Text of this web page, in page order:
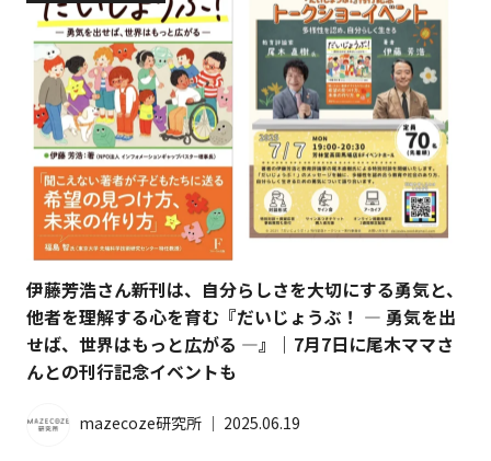
伊藤芳浩さん新刊は、自分らしさを大切にする勇気と、
他者を理解する心を育む『だいじょうぶ！ ― 勇気を出
せば、世界はもっと広がる ―』｜7月7日に尾木ママさ
んとの刊行記念イベントも
mazecoze研究所 │ 2025.06.19